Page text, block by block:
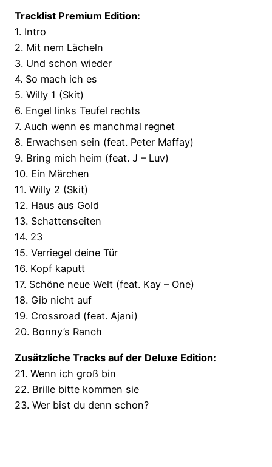
Tracklist Premium Edition:
1. Intro
2. Mit nem Lächeln
3. Und schon wieder
4. So mach ich es
5. Willy 1 (Skit)
6. Engel links Teufel rechts
7. Auch wenn es manchmal regnet
8. Erwachsen sein (feat. Peter Maffay)
9. Bring mich heim (feat. J – Luv)
10. Ein Märchen
11. Willy 2 (Skit)
12. Haus aus Gold
13. Schattenseiten
14. 23
15. Verriegel deine Tür
16. Kopf kaputt
17. Schöne neue Welt (feat. Kay – One)
18. Gib nicht auf
19. Crossroad (feat. Ajani)
20. Bonny’s Ranch
Zusätzliche Tracks auf der Deluxe Edition:
21. Wenn ich groß bin
22. Brille bitte kommen sie
23. Wer bist du denn schon?